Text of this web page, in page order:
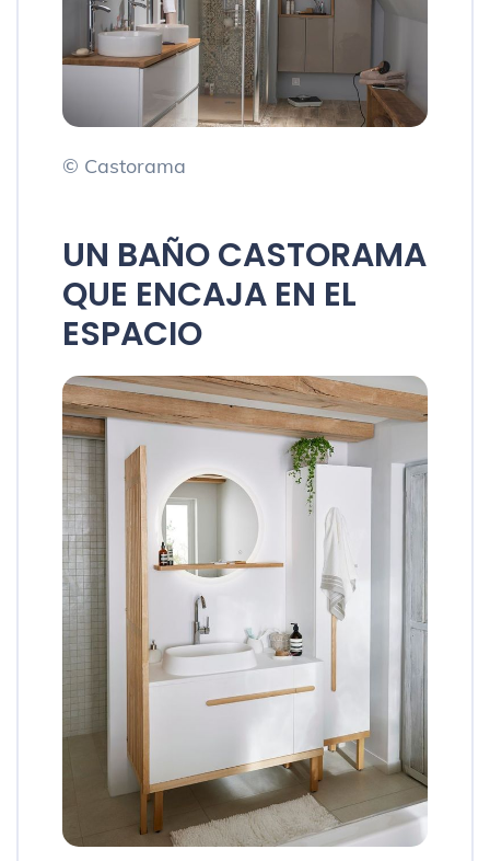
© Castorama
UN BAÑO CASTORAMA
QUE ENCAJA EN EL
ESPACIO